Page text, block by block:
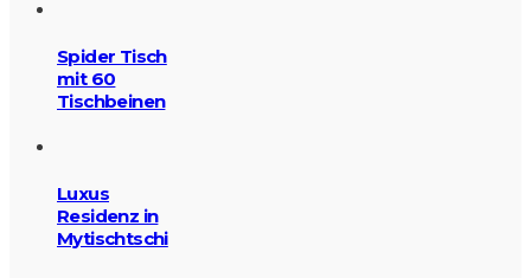
Spider Tisch
mit 60
Tischbeinen
Luxus
Residenz in
Mytischtschi